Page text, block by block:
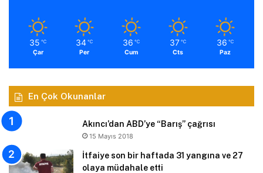
35 ℃
Çar
34 ℃
Per
36 ℃
Cum
37 ℃
Cts
36 ℃
Paz
En Çok Okunanlar
Akıncı’dan ABD’ye “Barış” çağrısı
15 Mayıs 2018
İtfaiye son bir haftada 31 yangına ve 27
olaya müdahale etti